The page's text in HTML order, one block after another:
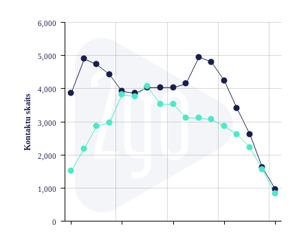
0
1,000
2,000
3,000
4,000
5,000
6,000
Kontaktu skaits